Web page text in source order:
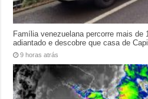
Família venezuelana percorre mais de
adiantado e descobre que casa de
9 horas atrás